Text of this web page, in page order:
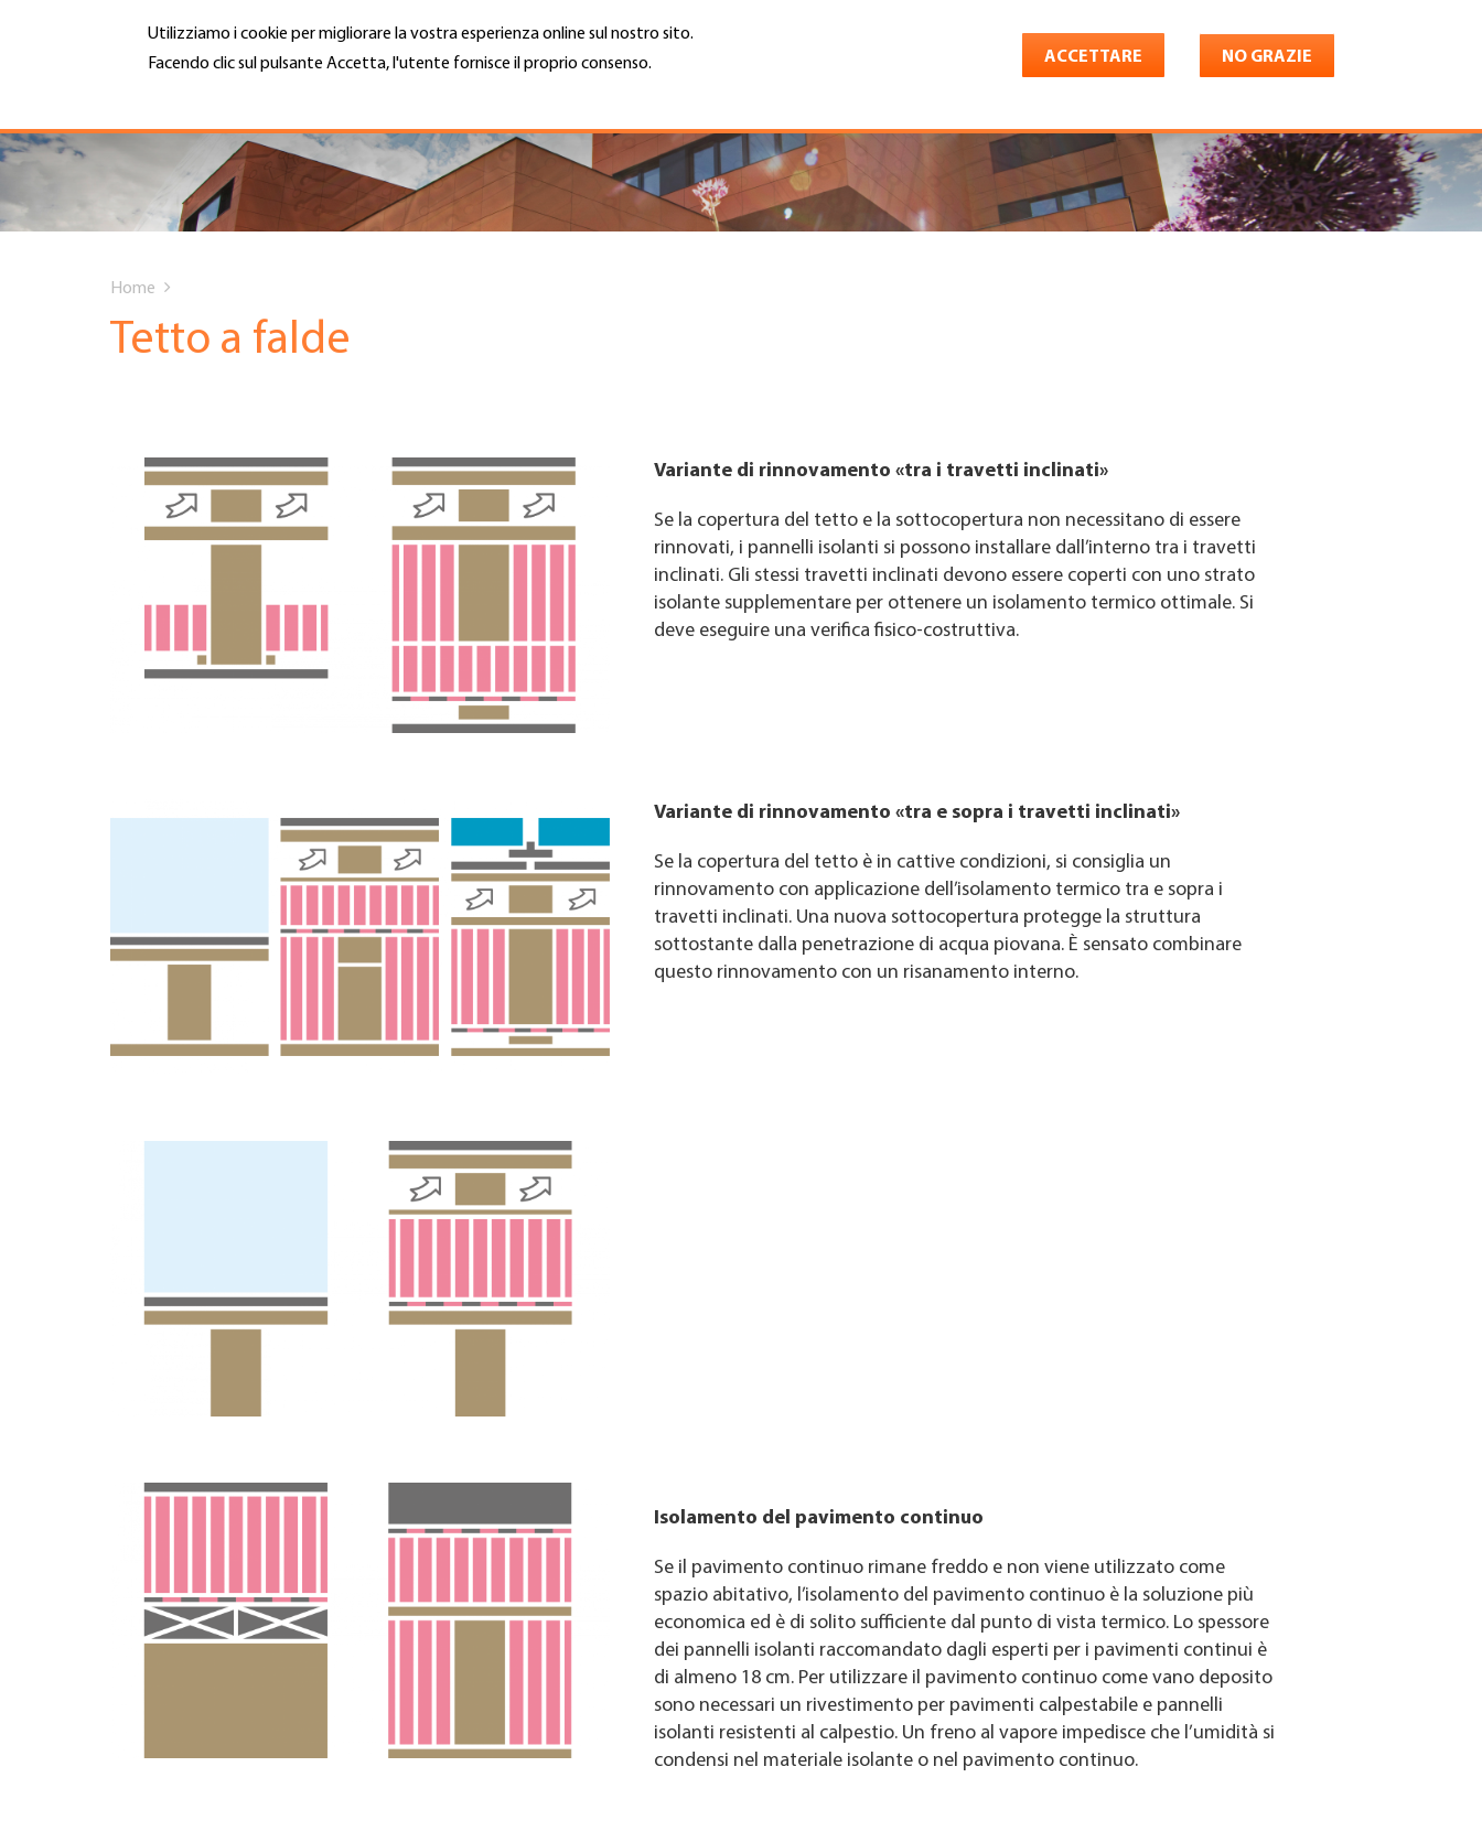
Utilizziamo i cookie per migliorare la vostra esperienza online sul nostro sito.
Facendo clic sul pulsante Accetta, l'utente fornisce il proprio consenso.
ACCETTARE NO GRAZIE
Hauptnavigation
CHI SIAMO
SERVIZI
CARRIERA E LAVORO
MENU Cerca
Top
Menu
are
Home
Tetto a falde
Variante di rinnovamento «tra i travetti inclinati»
Se la copertura del tetto e la sottocopertura non necessitano di essere
rinnovati, i pannelli isolanti si possono installare dall’interno tra i travetti
inclinati. Gli stessi travetti inclinati devono essere coperti con uno strato
isolante supplementare per ottenere un isolamento termico ottimale. Si
deve eseguire una verifica fisico-costruttiva.
Variante di rinnovamento «tra e sopra i travetti inclinati»
Se la copertura del tetto è in cattive condizioni, si consiglia un
rinnovamento con applicazione dell’isolamento termico tra e sopra i
travetti inclinati. Una nuova sottocopertura protegge la struttura
sottostante dalla penetrazione di acqua piovana. È sensato combinare
questo rinnovamento con un risanamento interno.
Isolamento del pavimento continuo
Se il pavimento continuo rimane freddo e non viene utilizzato come
spazio abitativo, l’isolamento del pavimento continuo è la soluzione più
economica ed è di solito sufficiente dal punto di vista termico. Lo spessore
dei pannelli isolanti raccomandato dagli esperti per i pavimenti continui è
di almeno 18 cm. Per utilizzare il pavimento continuo come vano deposito
sono necessari un rivestimento per pavimenti calpestabile e pannelli
isolanti resistenti al calpestio. Un freno al vapore impedisce che l’umidità si
condensi nel materiale isolante o nel pavimento continuo.